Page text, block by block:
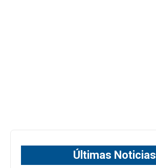
Últimas Noticias